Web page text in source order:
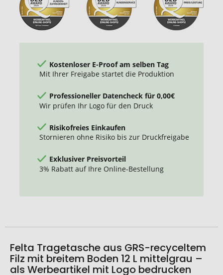
Kostenloser E-Proof am selben Tag
Mit Ihrer Freigabe startet die Produktion
Professioneller Datencheck für 0,00€
Wir prüfen Ihr Logo für den Druck
Risikofreies Einkaufen
Stornieren ohne Risiko bis zur Druckfreigabe
Exklusiver Preisvorteil
3% Rabatt auf Ihre Online-Bestellung
Felta Tragetasche aus GRS-recyceltem
Filz mit breitem Boden 12 L mittelgrau –
als Werbeartikel mit Logo bedrucken